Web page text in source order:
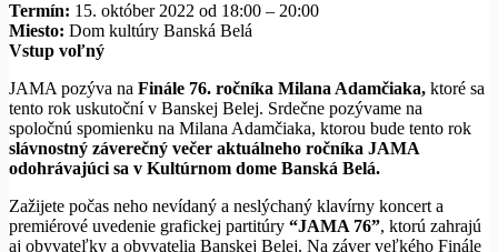
Termín: 15. október 2022 od 18:00 – 20:00
Miesto: Dom kultúry Banská Belá
Vstup voľný
JAMA pozýva na Finále 76. ročníka Milana Adamčiaka, ktoré sa
tento rok uskutoční v Banskej Belej. Srdečne pozývame na
spoločnú spomienku na Milana Adamčiaka, ktorou bude tento rok
slávnostný záverečný večer aktuálneho ročníka JAMA
odohrávajúci sa v Kultúrnom dome Banská Belá.
Zažijete počas neho nevídaný a neslýchaný klavírny koncert a
premiérové uvedenie grafickej partitúry “JAMA 76”, ktorú zahrajú
aj obyvateľky a obyvatelia Banskej Belej. Na záver veľkého Finále